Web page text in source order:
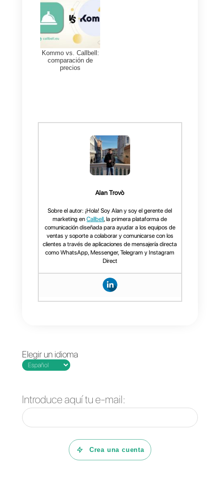
que recomendamos el uso de
herramientas estilo
cuales usan apps de mensajería
como principal modo de
comunicación omnicanal. Ya que
reúne diferentes tipos de redes
sociales en una sola plataforma
conectar a todo tu equipo en un
solo lugar y responder todos los
mensajes de todos tus canales
de comunicación de forma
efectiva, eficiente y eficaz.
responder de manera automática
conversación. Gestionar tus
internos entre agentes. Si
probar Callbell y todos los